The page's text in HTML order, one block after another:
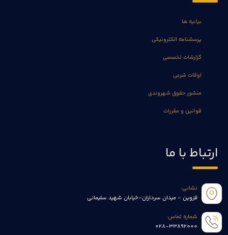
بیانیه ها
پرسشنامه الکترونیکی
گزارشات تخصصی
اوقات شرعی
منشور حقوق شهروندی
قوانین و مقررات
ارتباط با ما
نشانی:
قزوین - میدان سرداران-خیابان شهید سلیمانی
شماره تماس:
028-33892000